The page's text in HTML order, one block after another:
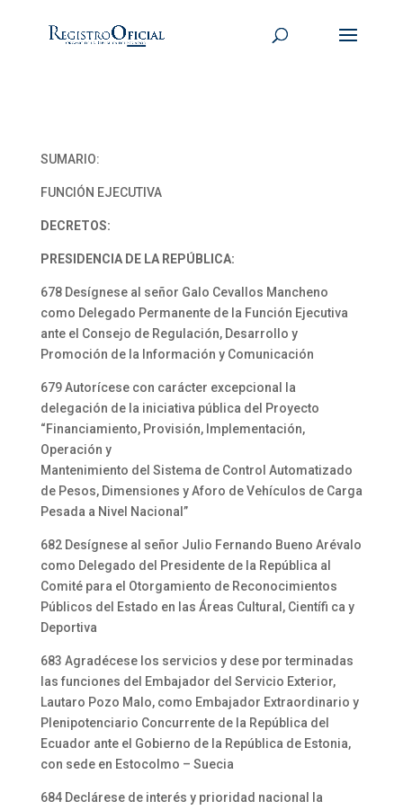
SUMARIO:
FUNCIÓN EJECUTIVA
DECRETOS:
PRESIDENCIA DE LA REPÚBLICA:
678 Desígnese al señor Galo Cevallos Mancheno
como Delegado Permanente de la Función Ejecutiva
ante el Consejo de Regulación, Desarrollo y
Promoción de la Información y Comunicación
679 Autorícese con carácter excepcional la
delegación de la iniciativa pública del Proyecto
“Financiamiento, Provisión, Implementación,
Operación y
Mantenimiento del Sistema de Control Automatizado
de Pesos, Dimensiones y Aforo de Vehículos de Carga
Pesada a Nivel Nacional”
682 Desígnese al señor Julio Fernando Bueno Arévalo
como Delegado del Presidente de la República al
Comité para el Otorgamiento de Reconocimientos
Públicos del Estado en las Áreas Cultural, Científi ca y
Deportiva
683 Agradécese los servicios y dese por terminadas
las funciones del Embajador del Servicio Exterior,
Lautaro Pozo Malo, como Embajador Extraordinario y
Plenipotenciario Concurrente de la República del
Ecuador ante el Gobierno de la República de Estonia,
con sede en Estocolmo – Suecia
684 Declárese de interés y prioridad nacional la